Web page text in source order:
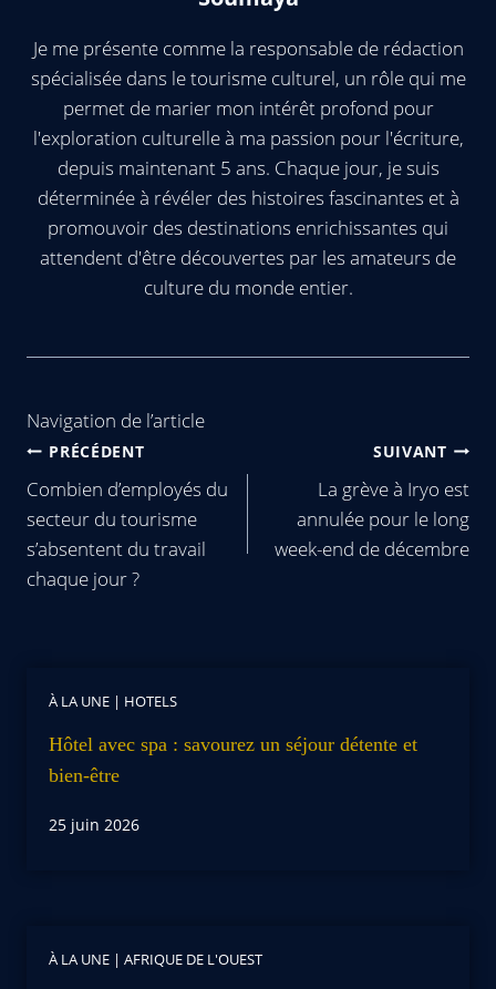
Je me présente comme la responsable de rédaction
spécialisée dans le tourisme culturel, un rôle qui me
permet de marier mon intérêt profond pour
l'exploration culturelle à ma passion pour l'écriture,
depuis maintenant 5 ans. Chaque jour, je suis
déterminée à révéler des histoires fascinantes et à
promouvoir des destinations enrichissantes qui
attendent d'être découvertes par les amateurs de
culture du monde entier.
Navigation de l’article
PRÉCÉDENT
Combien d’employés du
secteur du tourisme
s’absentent du travail
chaque jour ?
SUIVANT
La grève à Iryo est
annulée pour le long
week-end de décembre
À LA UNE | HOTELS
Hôtel avec spa : savourez un séjour détente et
bien-être
25 juin 2026
À LA UNE | AFRIQUE DE L'OUEST